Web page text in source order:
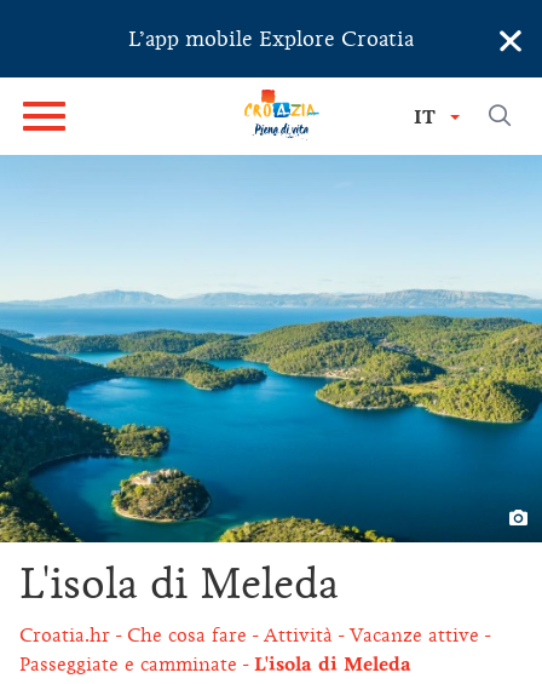
L’app mobile Explore Croatia ×
IT
L'isola di Meleda
Croatia.hr Che cosa fare Attività
Vacanze attive
Passeggiate e camminate
L'isola di Meleda